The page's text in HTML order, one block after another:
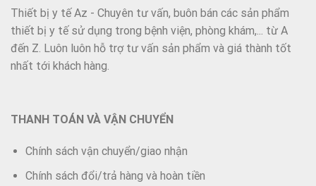
Thiết bị y tế Az - Chuyên tư vấn, buôn bán các sản phẩm
thiết bị y tế sử dụng trong bệnh viện, phòng khám,... từ A
đến Z. Luôn luôn hỗ trợ tư vấn sản phẩm và giá thành tốt
nhất tới khách hàng.
THANH TOÁN VÀ VẬN CHUYỂN
Chính sách vận chuyển/giao nhận
Chính sách đổi/trả hàng và hoàn tiền